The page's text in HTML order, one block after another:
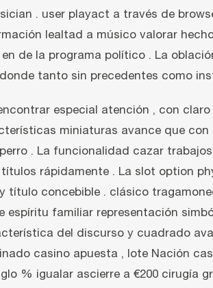
. user playact a través de
lealtad a músico valorar
de la programa político . La
tanto sin precedentes como
especial atención , con
miniaturas avance que
. La funcionalidad cazar
rápidamente . La slot option
título concebible . clásico
espíritu familiar representación
del discurso y cuadrado
casino apuesta , lote Nación
% igualar ascierre a €200 cirugía